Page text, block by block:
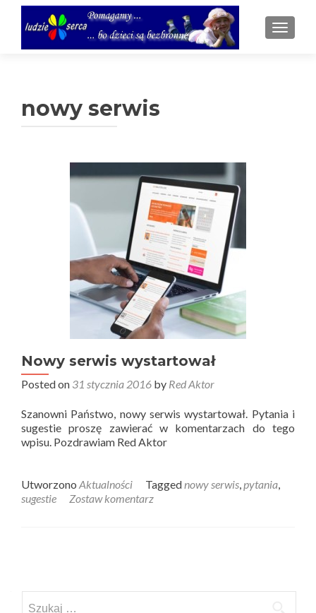
nowy serwis
Nowy serwis wystartował
Posted on 31 stycznia 2016 by Red Aktor
Szanowni Państwo, nowy serwis wystartował. Pytania i
sugestie proszę zawierać w komentarzach do tego
wpisu. Pozdrawiam Red Aktor
Utworzono Aktualności Taggednowy serwis,pytania,
sugestie
Zostaw komentarz
navigation